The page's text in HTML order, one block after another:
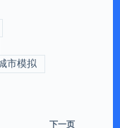
市模拟
下一页